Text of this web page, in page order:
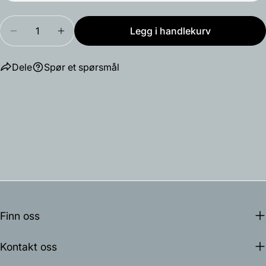
Mengde
Reduser antallet for Copenhagen SC7
Øk antallet for Copenhagen SC7
Legg i handlekurv
Dele Spør et spørsmål
Finn oss
Kontakt oss